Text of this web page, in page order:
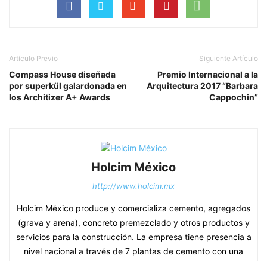
Artículo Previo
Compass House diseñada
por superkül galardonada en
los Architizer A+ Awards
Siguiente Artículo
Premio Internacional a la
Arquitectura 2017 “Barbara
Cappochin”
Holcim México
http://www.holcim.mx
Holcim México produce y comercializa cemento, agregados
(grava y arena), concreto premezclado y otros productos y
servicios para la construcción. La empresa tiene presencia a
nivel nacional a través de 7 plantas de cemento con una